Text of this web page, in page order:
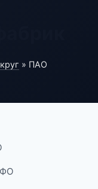
» ПАО